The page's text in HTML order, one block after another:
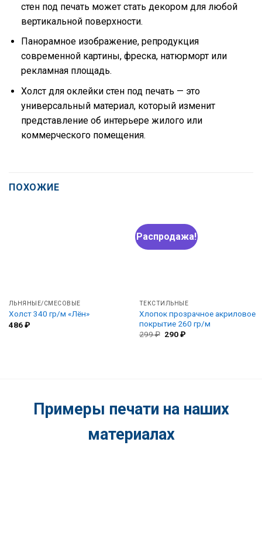
стен под печать может стать декором для любой
вертикальной поверхности.
Панорамное изображение, репродукция
современной картины, фреска, натюрморт или
рекламная площадь.
Холст для оклейки стен под печать — это
универсальный материал, который изменит
представление об интерьере жилого или
коммерческого помещения.
ПОХОЖИЕ
ЛЬНЯНЫЕ/СМЕСОВЫЕ
Холст 340 гр/м «Лён»
486₽
Распродажа!
ТЕКСТИЛЬНЫЕ
Хлопок прозрачное акриловое
покрытие 260 гр/м
299₽ Первоначальная
290₽Текущая
Примеры печати на наших
материалах